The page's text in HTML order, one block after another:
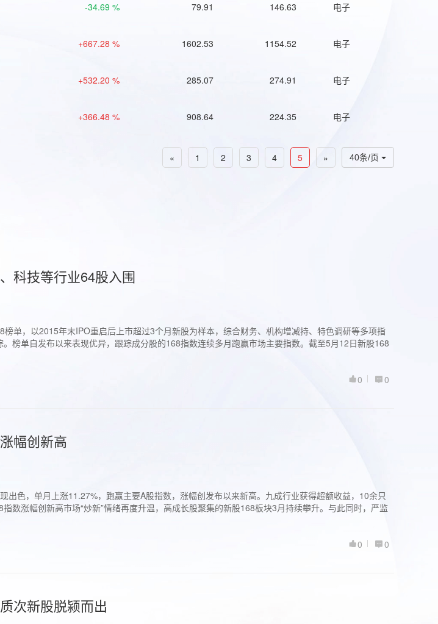
-34.69 % 79.91 146.63 电子
+667.28 % 1602.53 1154.52 电子
+532.20 % 285.07 274.91 电子
+366.48 % 908.64 224.35 电子
40条/页
« 1 2 3 4 5 »
科技等行业64股入围
单，以2015年末IPO重启后上市超过3个月新股为样本，综合财务、机构增减持、特色调研等多项指
榜单自发布以来表现优异，跟踪成分股的168指数连续多月跑赢市场主要指数。截至5月12日新股168
0
0
幅创新高
出色，单月上涨11.27%，跑赢主要A股指数，涨幅创发布以来新高。九成行业获得超额收益，10余只
数涨幅创新高市场“炒新”情绪再度升温，高成长股聚集的新股168板块3月持续攀升。与此同时，严监
0
0
次新股脱颍而出